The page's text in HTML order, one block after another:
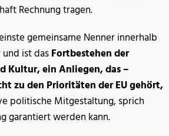
Rechnung tragen.
gemeinsame Nenner innerhalb
ist dasFortbestehen der
Kultur, ein Anliegen, das –
zu den Prioritäten der EU gehört,
politische Mitgestaltung, sprich
garantiert werden kann.